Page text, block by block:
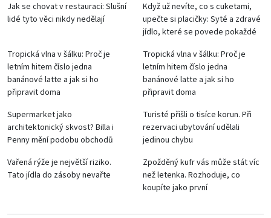
Jak se chovat v restauraci: Slušní
lidé tyto věci nikdy nedělají
Když už nevíte, co s cuketami,
upečte si placičky: Syté a zdravé
jídlo, které se povede pokaždé
Tropická vlna v šálku: Proč je
letním hitem číslo jedna
banánové latte a jak si ho
připravit doma
Tropická vlna v šálku: Proč je
letním hitem číslo jedna
banánové latte a jak si ho
připravit doma
Supermarket jako
architektonický skvost? Billa i
Penny mění podobu obchodů
Turisté přišli o tisíce korun. Při
rezervaci ubytování udělali
jedinou chybu
Vařená rýže je největší riziko.
Tato jídla do zásoby nevařte
Zpožděný kufr vás může stát víc
než letenka. Rozhoduje, co
koupíte jako první